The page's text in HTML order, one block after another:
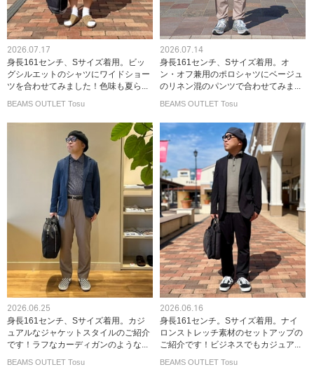
2026.07.17
身長161センチ、Sサイズ着用。ビッ
グシルエットのシャツにワイドショー
ツを合わせてみました！色味も夏ら...
BEAMS OUTLET Tosu
2026.07.14
身長161センチ、Sサイズ着用。オ
ン・オフ兼用のポロシャツにベージュ
のリネン混のパンツで合わせてみま...
BEAMS OUTLET Tosu
2026.06.25
身長161センチ、Sサイズ着用。カジ
ュアルなジャケットスタイルのご紹介
です！ラフなカーディガンのような...
BEAMS OUTLET Tosu
2026.06.16
身長161センチ。Sサイズ着用。ナイ
ロンストレッチ素材のセットアップの
ご紹介です！ビジネスでもカジュア...
BEAMS OUTLET Tosu